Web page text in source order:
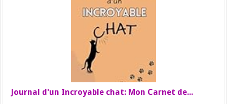
Journal d'un Incroyable chat: Mon Carnet de...